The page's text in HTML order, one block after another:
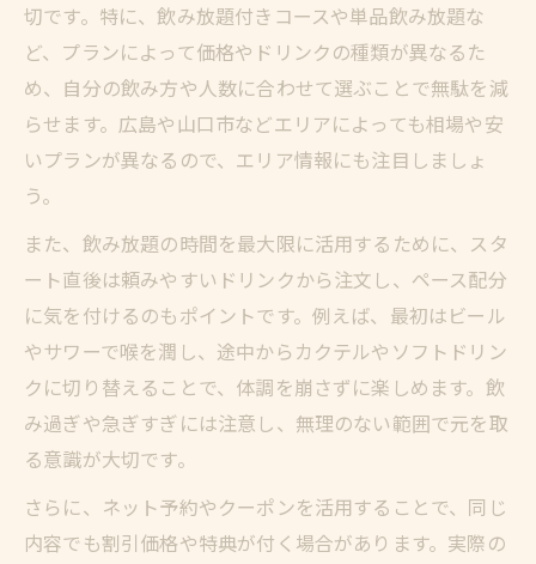
切です。特に、飲み放題付きコースや単品飲み放題な
ど、プランによって価格やドリンクの種類が異なるた
め、自分の飲み方や人数に合わせて選ぶことで無駄を減
らせます。広島や山口市などエリアによっても相場や安
いプランが異なるので、エリア情報にも注目しましょ
う。
また、飲み放題の時間を最大限に活用するために、スタ
ート直後は頼みやすいドリンクから注文し、ペース配分
に気を付けるのもポイントです。例えば、最初はビール
やサワーで喉を潤し、途中からカクテルやソフトドリン
クに切り替えることで、体調を崩さずに楽しめます。飲
み過ぎや急ぎすぎには注意し、無理のない範囲で元を取
る意識が大切です。
さらに、ネット予約やクーポンを活用することで、同じ
内容でも割引価格や特典が付く場合があります。実際の